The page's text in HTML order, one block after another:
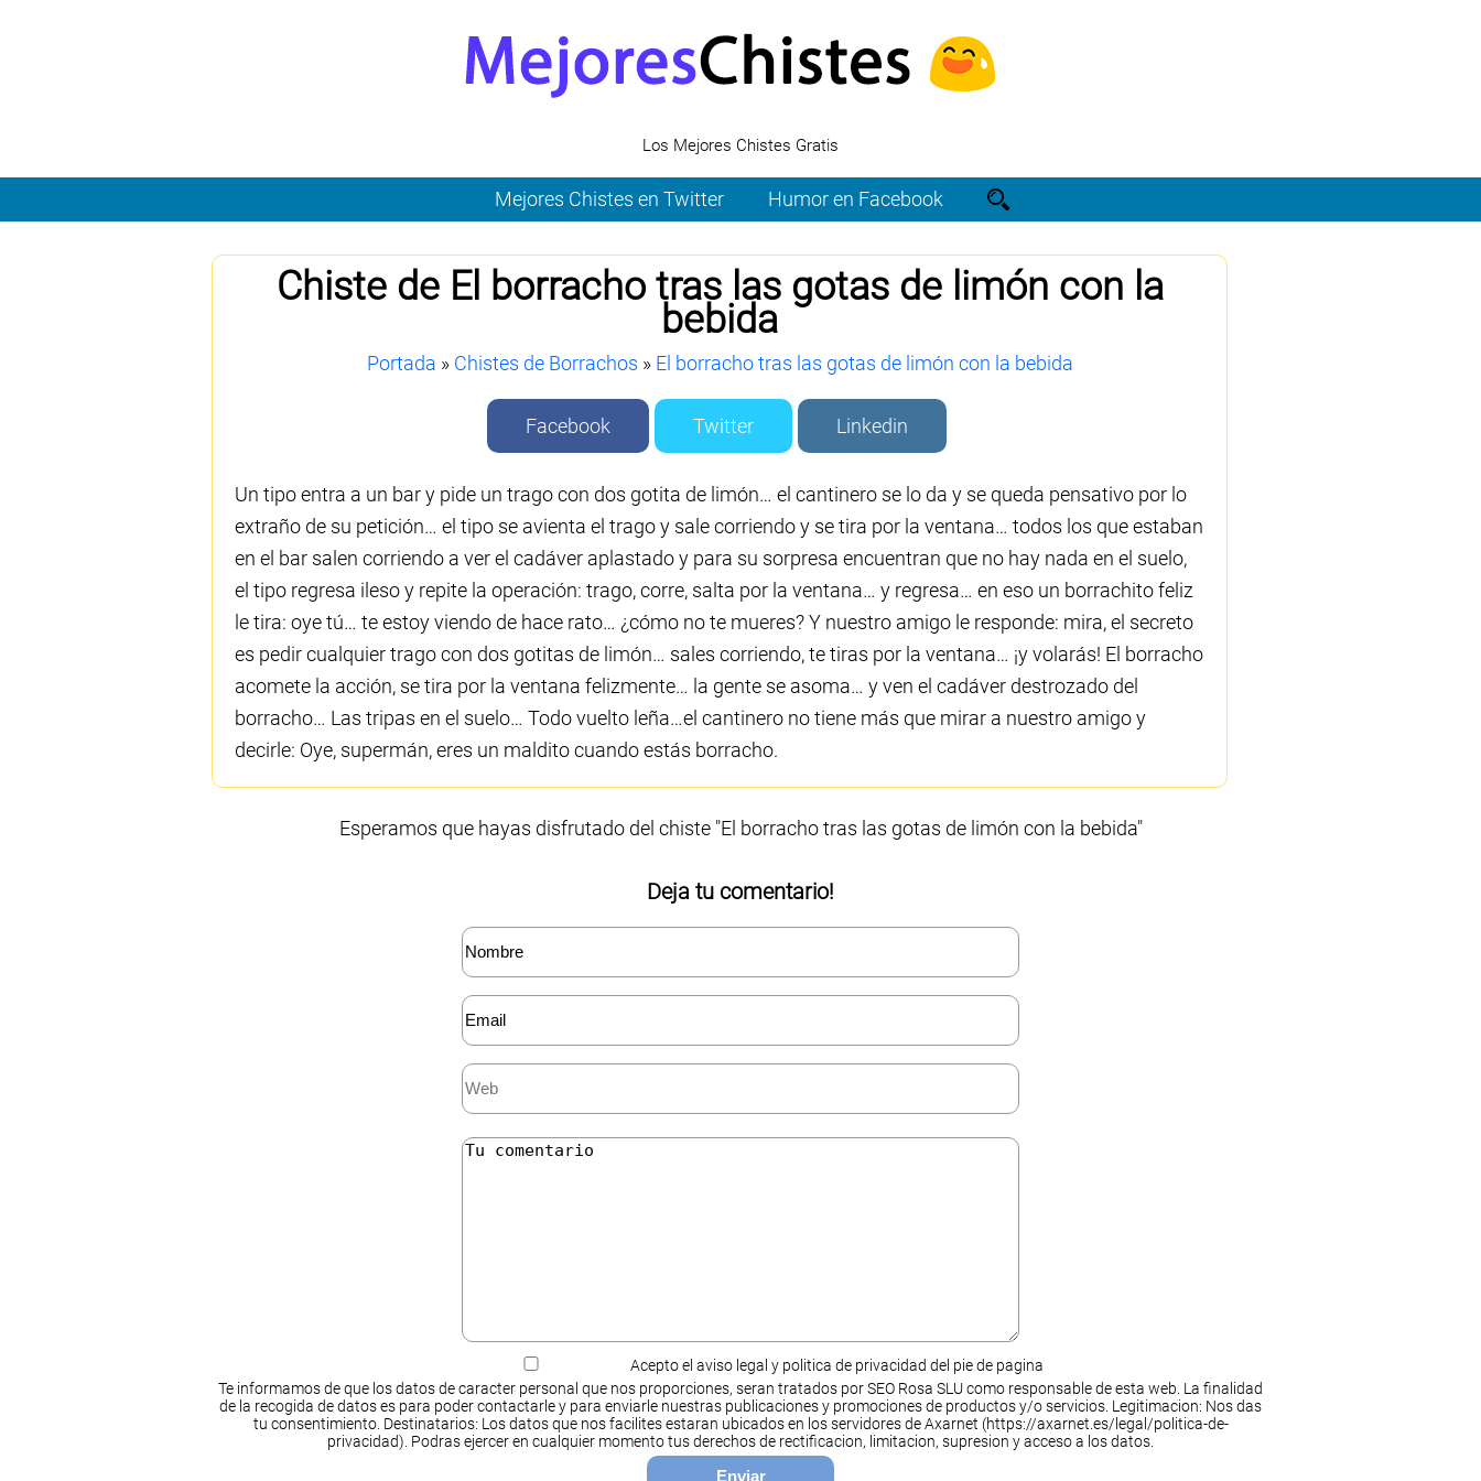
Los Mejores Chistes Gratis
Mejores Chistes en Twitter Humor en Facebook
Chiste de El borracho tras las gotas de limón con la
bebida
Portada » Chistes de Borrachos » El borracho tras las gotas de limón con la bebida
Facebook Twitter Linkedin
Un tipo entra a un bar y pide un trago con dos gotita de limón… el cantinero se lo da y se queda pensativo por lo
extraño de su petición… el tipo se avienta el trago y sale corriendo y se tira por la ventana… todos los que estaban
en el bar salen corriendo a ver el cadáver aplastado y para su sorpresa encuentran que no hay nada en el suelo,
el tipo regresa ileso y repite la operación: trago, corre, salta por la ventana… y regresa… en eso un borrachito feliz
le tira: oye tú… te estoy viendo de hace rato… ¿cómo no te mueres? Y nuestro amigo le responde: mira, el secreto
es pedir cualquier trago con dos gotitas de limón… sales corriendo, te tiras por la ventana… ¡y volarás! El borracho
acomete la acción, se tira por la ventana felizmente… la gente se asoma… y ven el cadáver destrozado del
borracho… Las tripas en el suelo… Todo vuelto leña…el cantinero no tiene más que mirar a nuestro amigo y
decirle: Oye, supermán, eres un maldito cuando estás borracho.
Esperamos que hayas disfrutado del chiste "El borracho tras las gotas de limón con la bebida"
Deja tu comentario!
Acepto el aviso legal y politica de privacidad del pie de pagina
Te informamos de que los datos de caracter personal que nos proporciones, seran tratados por SEO Rosa SLU como responsable de esta web. La finalidad
de la recogida de datos es para poder contactarle y para enviarle nuestras publicaciones y promociones de productos y/o servicios. Legitimacion: Nos das
tu consentimiento. Destinatarios: Los datos que nos facilites estaran ubicados en los servidores de Axarnet (https://axarnet.es/legal/politica-de-
privacidad). Podras ejercer en cualquier momento tus derechos de rectificacion, limitacion, supresion y acceso a los datos.